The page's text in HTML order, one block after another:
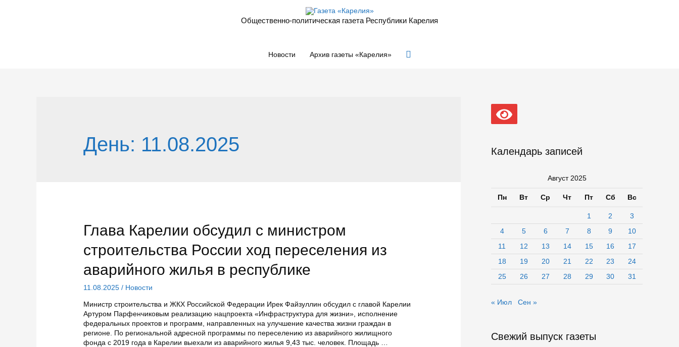
Общественно-политическая газета Республики Карелия
Новости Архив газеты «Карелия» Поиск
День: 11.08.2025
Глава Карелии обсудил с министром
строительства России ход переселения из
аварийного жилья в республике
11.08.2025 / Новости
Министр строительства и ЖКХ Российской Федерации Ирек Файзуллин обсудил с главой Карелии
Артуром Парфенчиковым реализацию нацпроекта «Инфраструктура для жизни», исполнение
федеральных проектов и программ, направленных на улучшение качества жизни граждан в
регионе. По региональной адресной программы по переселению из аварийного жилищного
фонда с 2019 года в Карелии выехали из аварийного жилья 9,43 тыс. человек. Площадь …
Календарь записей
Август 2025
Пн Вт Ср Чт Пт Сб Вс
1 2
3
4
5 6 7 8 9
10
11
12 13 14 15 16
17
18
19 20 21 22 23
24
25
26 27 28 29 30 31
« Июл Сен »
Свежий выпуск газеты